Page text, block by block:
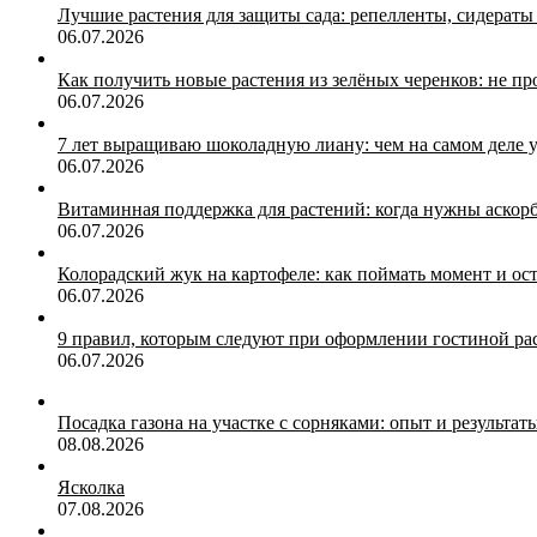
Лучшие растения для защиты сада: репелленты,
06.07.2026
Как получить новые растения из зелёных черенков: не
06.07.2026
7 лет выращиваю шоколадную лиану: чем на самом деле
06.07.2026
Витаминная поддержка для растений: когда нужны
06.07.2026
Колорадский жук на картофеле: как поймать момент и
06.07.2026
9 правил, которым следуют при оформлении гостиной
06.07.2026
Посадка газона на участке с сорняками: опыт и
08.08.2026
Ясколка
07.08.2026